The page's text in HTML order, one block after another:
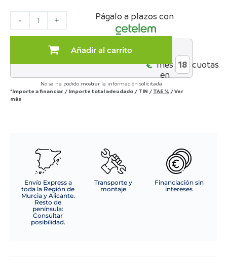
-
PATAS
MADERAMADERA
+
Añadir al carrito
Págalo a plazos con
€*mes
en
cuotas
No se ha podido mostrar la información solicitada
*Importe a financiar / Importe total adeudado / TIN / TAE % /Ver
más
Envío Express a
toda la Región de
Murcia y Alicante.
Resto de
península:
Consultar
posibilidad.
Transporte y
montaje
Financiación sin
intereses